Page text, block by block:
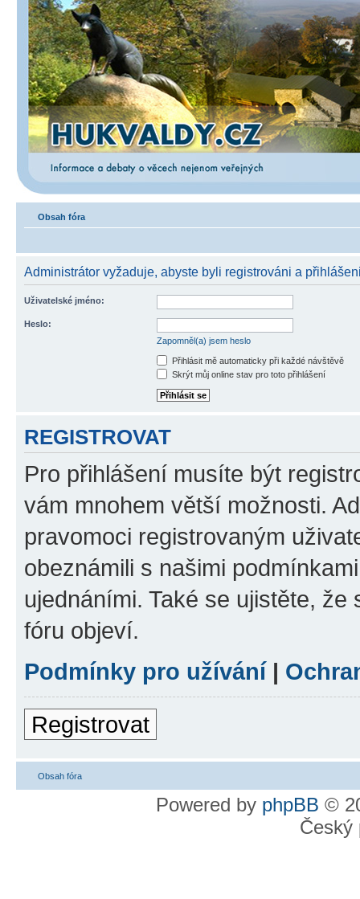
Obsah fóra
Administrátor vyžaduje, abyste byli registrováni a
Uživatelské jméno:
Heslo:
Zapomněl(a) jsem heslo
Přihlásit mě automaticky při každé návštěvě
Skrýt můj online stav pro toto přihlášení
REGISTROVAT
Pro přihlášení musíte být
vám mnohem větší možnosti.
pravomoci registrovaným
obeznámili s našimi
ujednáními. Také se ujistěte,
fóru objeví.
Podmínky pro užívání|
Registrovat
Obsah fóra
Powered by phpBB ©